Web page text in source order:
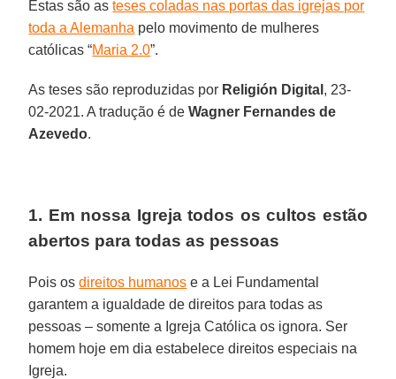
Estas são asteses coladas nas portas das igrejas por
toda a Alemanha pelo movimento de mulheres
católicas “Maria 2.0”.
As teses são reproduzidas por Religión Digital , 23-
02-2021. A tradução é deWagner Fernandes de
Azevedo.
1. Em nossa Igreja todos os cultos estão
abertos para todas as pessoas
Pois osdireitos humanos e a Lei Fundamental
garantem a igualdade de direitos para todas as
pessoas – somente a Igreja Católica os ignora. Ser
homem hoje em dia estabelece direitos especiais na
Igreja.